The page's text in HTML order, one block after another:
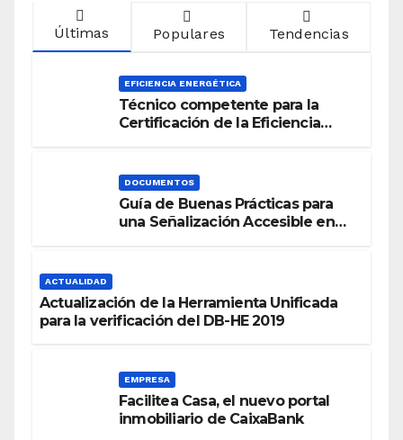
Últimas Populares Tendencias
EFICIENCIA ENERGÉTICA
Técnico competente para la
Certificación de la Eficiencia
DOCUMENTOS
Guía de Buenas Prácticas para
una Señalización Accesible en
ACTUALIDAD
Actualización de la Herramienta Unificada
para la verificación del DB-HE 2019
EMPRESA
Facilitea Casa, el nuevo portal
inmobiliario de CaixaBank